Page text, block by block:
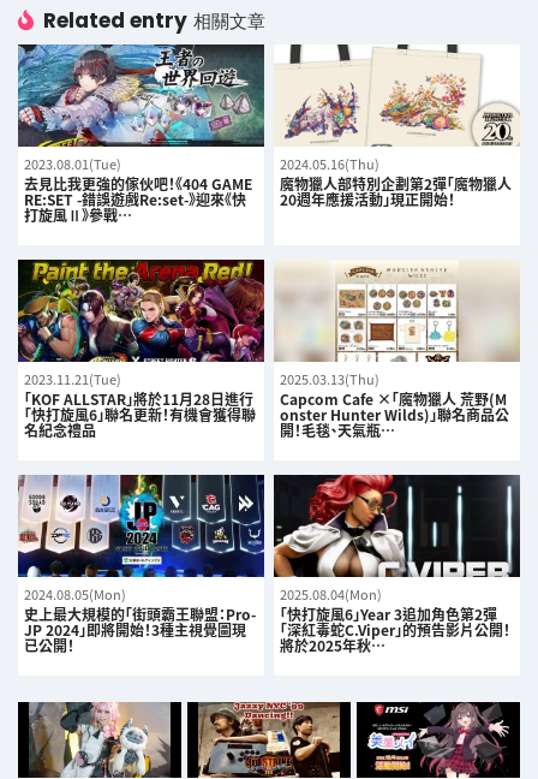
Related entry 相關文章
2023.08.01(Tue)
去見比我更強的傢伙吧！《404 GAME
RE:SET -錯誤遊戲Re:set-》迎來《快
打旋風Ⅱ》參戰…
2024.05.16(Thu)
魔物獵人部特別企劃第2彈「魔物獵人
20週年應援活動」現正開始！
2023.11.21(Tue)
「KOF ALLSTAR」將於11月28日進行
「快打旋風6」聯名更新！有機會獲得聯
名紀念禮品
2025.03.13(Thu)
Capcom Cafe ×「魔物獵人 荒野(M
onster Hunter Wilds)」聯名商品公
開！毛毯、天氣瓶…
2024.08.05(Mon)
史上最大規模的「街頭霸王聯盟：Pro-
JP 2024」即將開始！3種主視覺圖現
已公開！
2025.08.04(Mon)
「快打旋風6」Year 3追加角色第2彈
「深紅毒蛇C.Viper」的預告影片公開！
將於2025年秋…